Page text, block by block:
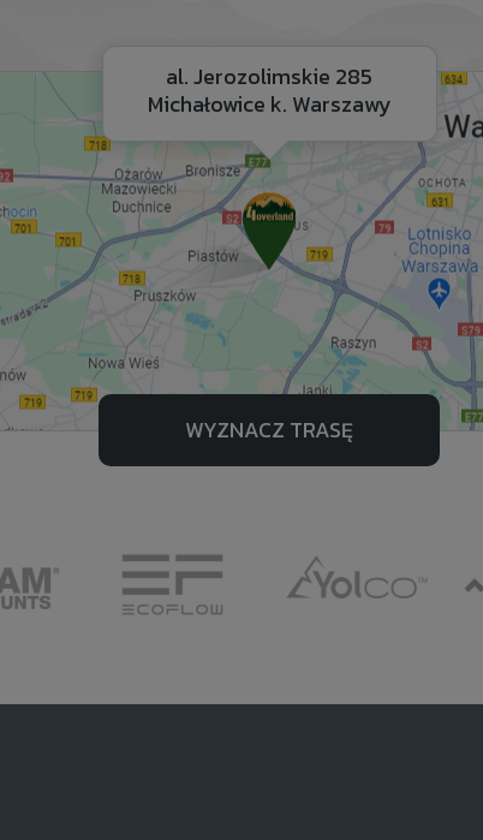
al. Jerozolimskie 285
Michałowice k. Warszawy
WYZNACZ TRASĘ